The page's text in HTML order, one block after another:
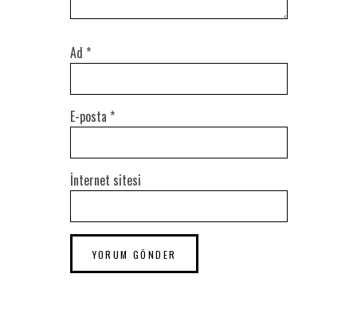
Ad *
E-posta *
İnternet sitesi